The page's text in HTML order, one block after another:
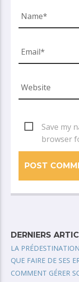
Save my
browser
DERNIERS
LA
QUE FAIRE DE SES
COMMENT GÉRER